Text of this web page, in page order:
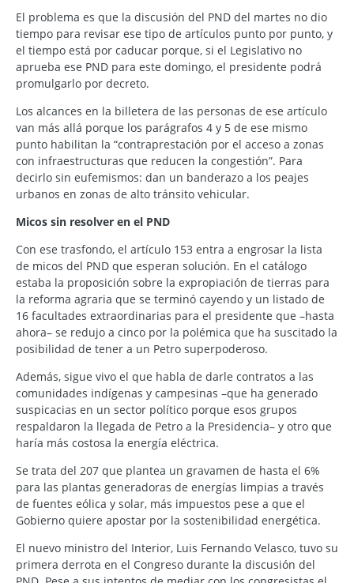
El problema es que la discusión del PND del martes no dio
tiempo para revisar ese tipo de artículos punto por punto, y
el tiempo está por caducar porque, si el Legislativo no
aprueba ese PND para este domingo, el presidente podrá
promulgarlo por decreto.
Los alcances en la billetera de las personas de ese artículo
van más allá porque los parágrafos 4 y 5 de ese mismo
punto habilitan la “contraprestación por el acceso a zonas
con infraestructuras que reducen la congestión”. Para
decirlo sin eufemismos: dan un banderazo a los peajes
urbanos en zonas de alto tránsito vehicular.
Micos sin resolver en el PND
Con ese trasfondo, el artículo 153 entra a engrosar la lista
de micos del PND que esperan solución. En el catálogo
estaba la proposición sobre la expropiación de tierras para
la reforma agraria que se terminó cayendo y un listado de
16 facultades extraordinarias para el presidente que –hasta
ahora– se redujo a cinco por la polémica que ha suscitado la
posibilidad de tener a un Petro superpoderoso.
Además, sigue vivo el que habla de darle contratos a las
comunidades indígenas y campesinas –que ha generado
suspicacias en un sector político porque esos grupos
respaldaron la llegada de Petro a la Presidencia– y otro que
haría más costosa la energía eléctrica.
Se trata del 207 que plantea un gravamen de hasta el 6%
para las plantas generadoras de energías limpias a través
de fuentes eólica y solar, más impuestos pese a que el
Gobierno quiere apostar por la sostenibilidad energética.
El nuevo ministro del Interior, Luis Fernando Velasco, tuvo su
primera derrota en el Congreso durante la discusión del